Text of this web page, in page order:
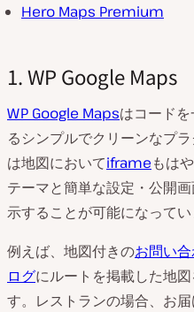
Hero Maps Premium
1. WP Google Maps
WP Google Mapsはコード
るシンプルでクリーンなプ
は地図においてiframeもは
テーマと簡単な設定・公開
示することが可能になってい
例えば、地図付きのお問い
ログにルートを掲載した地
す。レストランの場合、お